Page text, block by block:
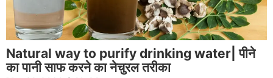
Natural way to purify drinking water| पीने
का पानी साफ करने का नेचुरल तरीका